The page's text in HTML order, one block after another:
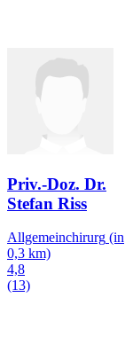
Priv.-Doz. Dr.
Stefan Riss
Allgemeinchirurg (in
0,3 km)
4,8
(13)